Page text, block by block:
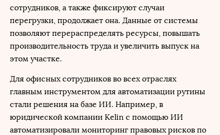
сотрудников, а также фиксируют случаи
перегрузки, продолжает она. Данные от системы
позволяют перераспределять ресурсы, повышать
производительность труда и увеличить выпуск на
этом участке.
Для офисных сотрудников во всех отраслях
главным инструментом для автоматизации рутины
стали решения на базе ИИ. Например, в
юридической компании Kelin с помощью ИИ
автоматизировали мониторинг правовых рисков по